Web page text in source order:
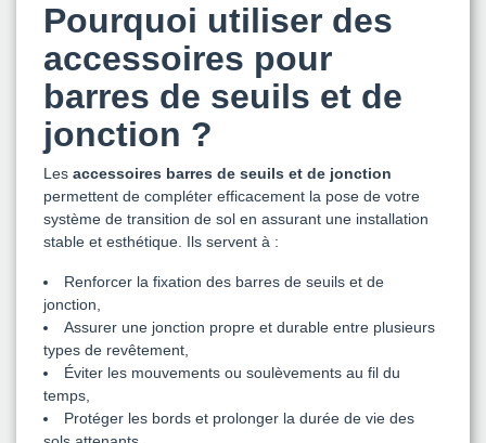
Pourquoi utiliser des
accessoires pour
barres de seuils et de
jonction ?
Les accessoires barres de seuils et de jonction
permettent de compléter efficacement la pose de votre
système de transition de sol en assurant une installation
stable et esthétique. Ils servent à :
Renforcer la fixation des barres de seuils et de
jonction,
Assurer une jonction propre et durable entre plusieurs
types de revêtement,
Éviter les mouvements ou soulèvements au fil du
temps,
Protéger les bords et prolonger la durée de vie des